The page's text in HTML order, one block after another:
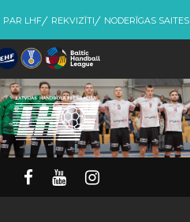
PAR LHF REKVIZĪTI NODERĪGAS SAITES